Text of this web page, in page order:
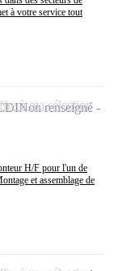
à votre service tout
H/F pour l'un de
et assemblage de
Non renseigné
à ma sélection